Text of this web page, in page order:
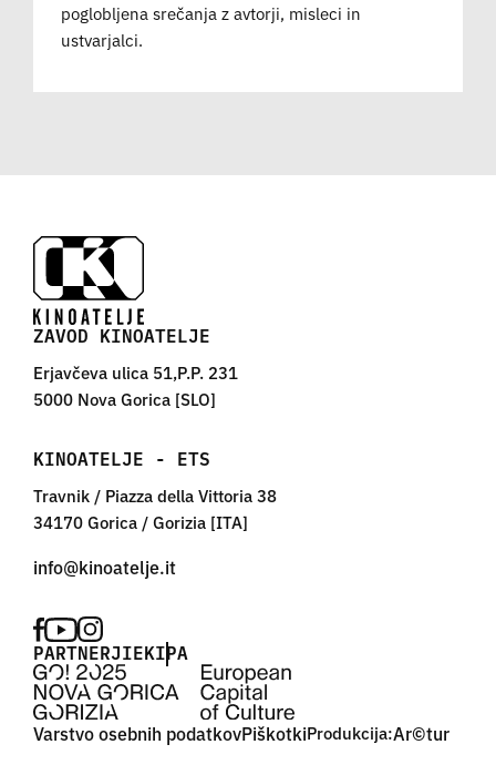
poglobljena srečanja z avtorji, misleci in
ustvarjalci.
ZAVOD KINOATELJE
Erjavčeva ulica 51,P.P. 231
5000 Nova Gorica [SLO]
KINOATELJE - ETS
Travnik / Piazza della Vittoria 38
34170 Gorica / Gorizia [ITA]
PARTNERJIEKIPA
Varstvo osebnih podatkovPiškotkiProdukcija:Ar©tur